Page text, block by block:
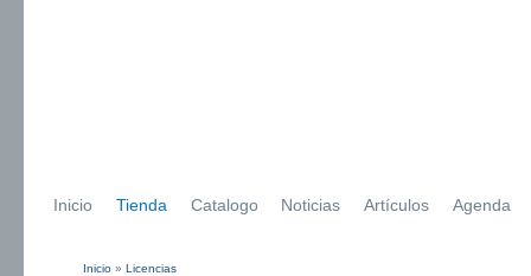
Inicio Tienda Catalogo Noticias Artículos Agenda
Inicio » Licencias